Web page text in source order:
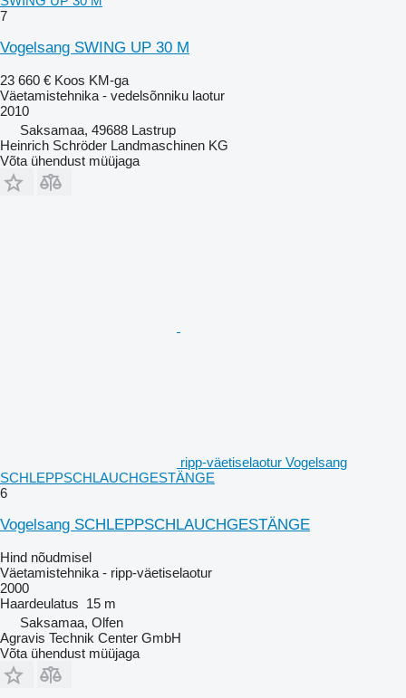
7
Vogelsang SWING UP 30 M
23 660 € Koos KM-ga
Väetamistehnika - vedelsõnniku laotur
2010
Saksamaa, 49688 Lastrup
Heinrich Schröder Landmaschinen KG
Võta ühendust müüjaga
ripp-väetiselaotur Vogelsang
SCHLEPPSCHLAUCHGESTÄNGE
6
Vogelsang SCHLEPPSCHLAUCHGESTÄNGE
Hind nõudmisel
Väetamistehnika - ripp-väetiselaotur
2000
Haardeulatus 15 m
Saksamaa, Olfen
Agravis Technik Center GmbH
Võta ühendust müüjaga